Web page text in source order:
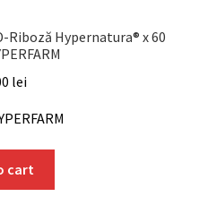
Riboză Hypernatura® x 60
lei
cart